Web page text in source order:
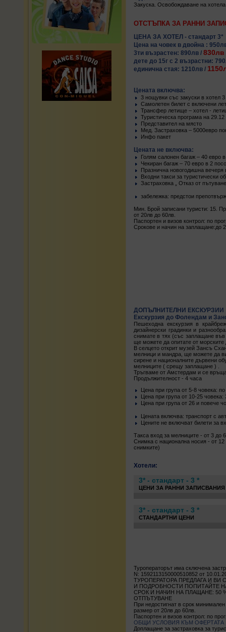
Закуска. Освобождаване на
ОТСТЪПКА ЗА РАННИ
ЦЕНА ЗА ХОТЕЛ - стандарт 3*
Цена на човек в двойна :
3ти възрастен: 890лв / 830лв
дете до 15г с 2 възрастни:
единична стая: 1210лв /
Цената включва:
3 нощувки със закуски в хотел 3
Самолетен билет с включени
Трансфер летище – хотел -
Туристическа програма на 29.12
Представител на място
Мед. Застраховка – 5000евро
Инфо пакет
Цената не включва:
Голям салонен багаж – 40 евро
Чекиран багаж – 70 евро в 2
Празнична новогодишна вечеря
Входни такси за туристически
Застраховка „ Отказ от
забележка: предстои
Мин. Брой записани туристи: 15.
от 20лв до 60лв.
Паспортен и визов контрол: по
Срокове и начин на заплащане:до
ДОПЪЛНИТЕЛНИ ЕКСКУРЗИИ
Екскурзия до Фолендам и
Пешеходна екскурзия в
дизайнерски градинки и
снимате в тях (със заплащане във
ще можете да опитате от
В селцето открит музей Зансъ
мелници и мандра, ще можете да
сирене и националните дървени
мелниците ( срещу заплащане ) .
Тръгваме от Амстердам и се
Продължителност - 4 часа
Цена при група от 5-8 човека:
Цена при група от 10-25 човека:
Цена при група от 26 и повече
Цената включва: транспорт с
Цените не включват билети за
Такса вход за мелниците - от 3 до
Снимка с национална носия - от
снимките)
Хотели:
3* - стандарт - 3 *
ЦЕНИ ЗА РАННИ ЗАПИСВАНИЯ
3* - стандарт - 3 *
СТАНДАРТНИ ЦЕНИ
Туроператорът има сключена
N: 1592113150000510852 от
ТУРОПЕРАТОРА ПРЕДЛАГА И ВИ
И ПОДРОБНОСТИ ПОПИТАЙТЕ НА
СРОК И НАЧИН НА ПЛАЩАНЕ: 50
ОТПЪТУВАНЕ
При недостигнат в срок
размер от 20лв до 60лв.
Паспортен и визов контрол: по
ОБЩИ УСЛОВИЯ КЪМ ОФЕРТАТА
Доплащане за застраховка за